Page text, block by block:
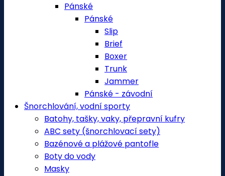
Pánské
Pánské
Slip
Brief
Boxer
Trunk
Jammer
Pánské - závodní
Šnorchlování, vodní sporty
Batohy, tašky, vaky, přepravní kufry
ABC sety (šnorchlovací sety)
Bazénové a plážové pantofle
Boty do vody
Masky